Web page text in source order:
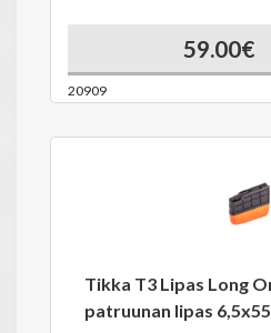
59.00€
20909
Tikka T3 Lipas Long
patruunan lipas